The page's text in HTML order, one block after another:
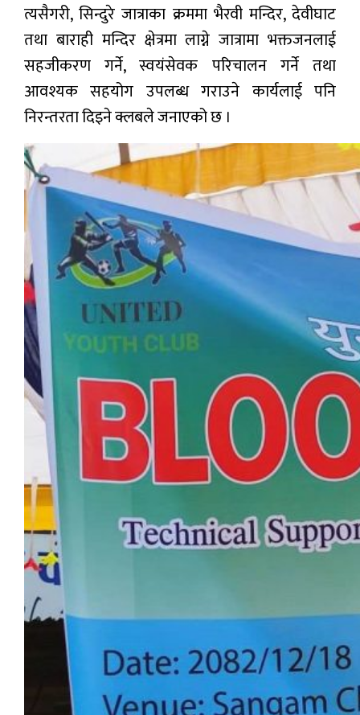
त्यसैगरी, सिन्दुरे जात्राका क्रममा भैरवी मन्दिर, देवीघाट
तथा बाराही मन्दिर क्षेत्रमा लाग्ने जात्रामा भक्तजनलाई
सहजीकरण गर्ने, स्वयंसेवक परिचालन गर्ने तथा
आवश्यक सहयोग उपलब्ध गराउने कार्यलाई पनि
निरन्तरता दिइने क्लबले जनाएको छ ।